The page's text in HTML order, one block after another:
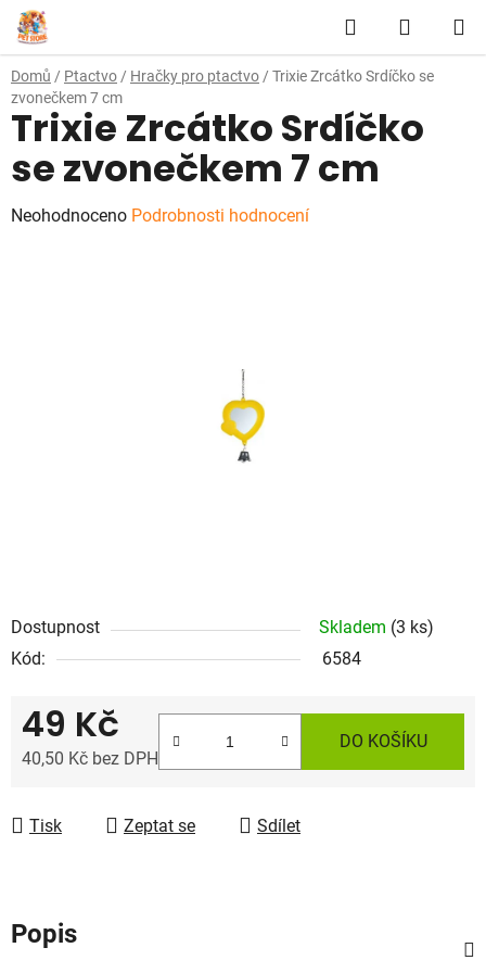
Přejít
na
obsah
Hledat
KOŠÍK
Domů / Ptactvo / Hračky pro ptactvo / Trixie Zrcátko Srdíčko se
zvonečkem 7 cm
Dostupnost Skladem (3 ks)
Kód:
6584
49 Kč
40,50 Kč bez DPH
DO KOŠÍKU
Tisk Zeptat se Sdílet
Trixie Zrcátko Srdíčko
se zvonečkem 7 cm
Průměrné
Neohodnoceno Podrobnosti hodnocení
Popis